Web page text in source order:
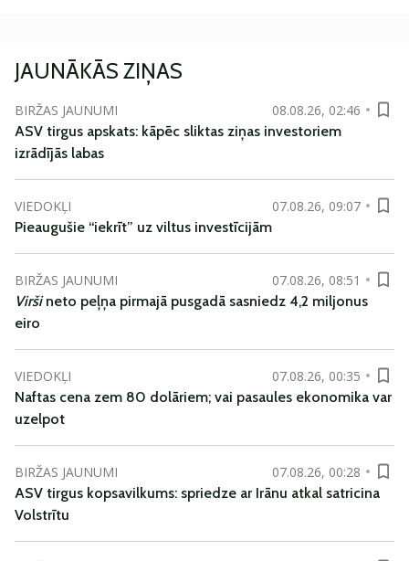
JAUNĀKĀS ZIŅAS
BIRŽAS JAUNUMI
08.08.26, 02:46
ASV tirgus apskats: kāpēc sliktas ziņas investoriem
izrādījās labas
VIEDOKĻI
07.08.26, 09:07
Pieaugušie “iekrīt” uz viltus investīcijām
BIRŽAS JAUNUMI
07.08.26, 08:51
Viršineto peļņa pirmajā pusgadā sasniedz 4,2 miljonus
eiro
VIEDOKĻI
07.08.26, 00:35
Naftas cena zem 80 dolāriem; vai pasaules ekonomika var
uzelpot
BIRŽAS JAUNUMI
07.08.26, 00:28
ASV tirgus kopsavilkums: spriedze ar Irānu atkal satricina
Volstrītu